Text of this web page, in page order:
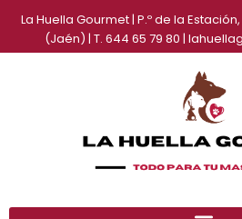
contenido
La Huella Gourmet | P.º de la
(Jaén) | T. 644 65 79 80 |